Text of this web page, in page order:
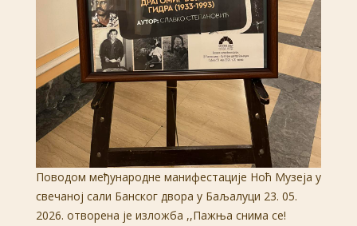
Поводом међународне манифестације Ноћ Музеја у
свечаној сали Банског двора у Баљалуци 23. 05.
2026. отворена је изложба ,,Пажња снима се!